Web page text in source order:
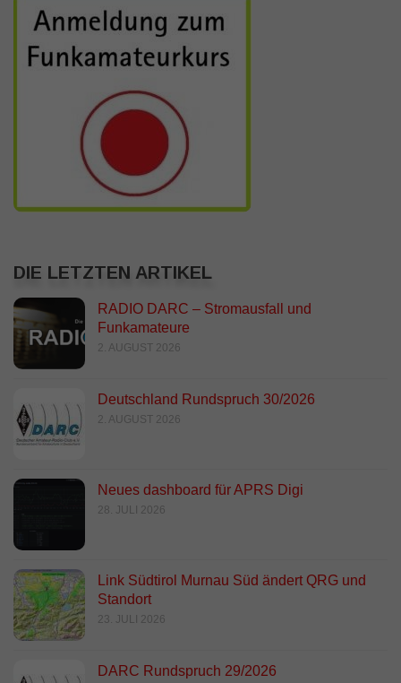
DIE LETZTEN ARTIKEL
RADIO DARC – Stromausfall und
Funkamateure
2. AUGUST 2026
Deutschland Rundspruch 30/2026
2. AUGUST 2026
Neues dashboard für APRS Digi
28. JULI 2026
Link Südtirol Murnau Süd ändert QRG und
Standort
23. JULI 2026
DARC Rundspruch 29/2026